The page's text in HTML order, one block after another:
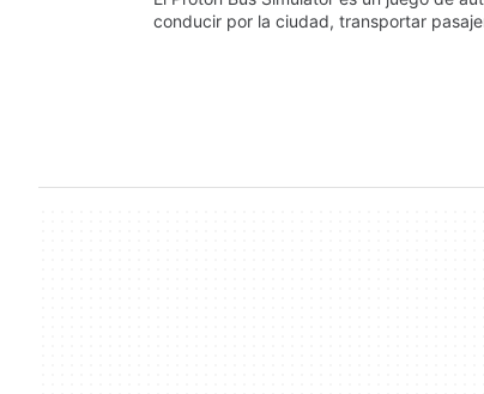
conducir por la ciudad, transportar